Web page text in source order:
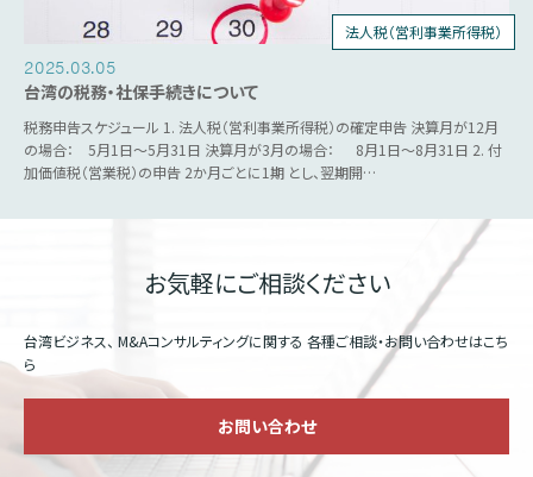
人事労務
源泉税
営業税
個人所得税
法人税（営利事業所得税）
2025.03.05
台湾の税務・社保手続きについて
税務申告スケジュール 1. 法人税（営利事業所得税）の確定申告 決算月が12月
の場合： 5月1日～5月31日 決算月が3月の場合： 8月1日～8月31日 2. 付
加価値税（営業税）の申告 2か月ごとに1期 とし、翌期開…
お気軽にご相談ください
台湾ビジネス、 M&Aコンサルティングに関する 各種ご相談・お問い合わせはこち
ら
お問い合わせ